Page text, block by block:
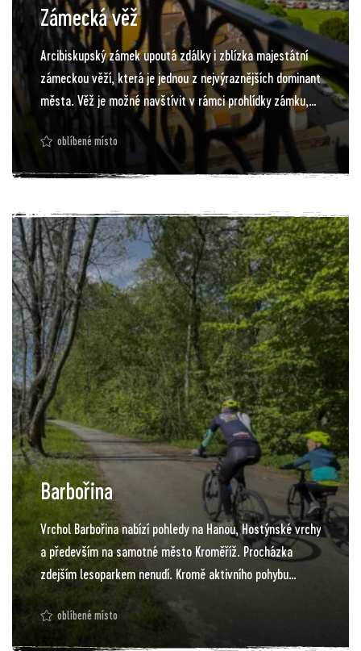
Zámecká věž
Arcibiskupský zámek upoutá zdálky i zblízka majestátní
zámeckou věží, která je jednou z nejvýraznějších dominant
města. Věž je možné navštívit v rámci prohlídky zámku,
ale také samostatně. Vysoká je 84 metrů a vyhlídkový
ochoz, z něhož je nádherný pohled shora na město i okolí,
je ve výšce 40 metrů. Rozhodně stojí za to vystoupat 206
oblíbené místo
Barbořina
Vrchol Barbořina nabízí pohledy na Hanou, Hostýnské vrchy
a především na samotné město Kroměříž. Procházka
zdejším lesoparkem nenudí. Kromě aktivního pohybu
nabídne i poznání. Jedná se totiž o výjimečnou lokalitu
s mnoha druhy rostlin v krajině v bezprostřední blízkosti
města. Město lokalitu postupně upravuje. Počítá se s
oblíbené místo